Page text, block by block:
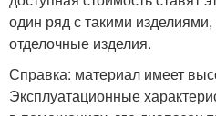
один ряд с такими
отделочные изделия.
Справка: материал имеет
Эксплуатационные